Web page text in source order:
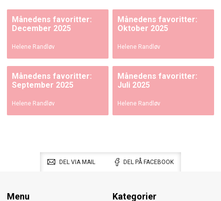
Månedens favoritter:
December 2025
Helene Randløv
Månedens favoritter:
Oktober 2025
Helene Randløv
Månedens favoritter:
September 2025
Helene Randløv
Månedens favoritter:
Juli 2025
Helene Randløv
DEL VIA MAIL DEL PÅ FACEBOOK
Menu Kategorier